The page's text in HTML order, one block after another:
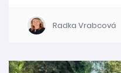
Radka Vrabcová